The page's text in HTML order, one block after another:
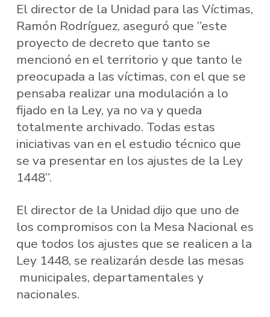
El director de la Unidad para las Víctimas,
Ramón Rodríguez, aseguró que ”este
proyecto de decreto que tanto se
mencionó en el territorio y que tanto le
preocupada a las víctimas, con el que se
pensaba realizar una modulación a lo
fijado en la Ley, ya no va y queda
totalmente archivado. Todas estas
iniciativas van en el estudio técnico que
se va presentar en los ajustes de la Ley
1448”.
El director de la Unidad dijo que uno de
los compromisos con la Mesa Nacional es
que todos los ajustes que se realicen a la
Ley 1448, se realizarán desde las mesas
municipales, departamentales y
nacionales.